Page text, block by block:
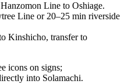
Line to Oshiage.
Line or 20–25 min riverside
Kinshicho, transfer to
icons on signs;
into Solamachi.